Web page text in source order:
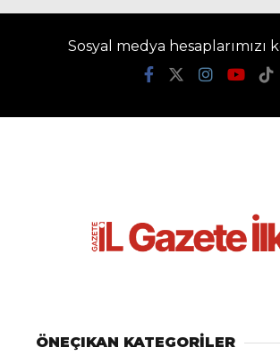
Sosyal medya hesaplarımızı
ÖNEÇIKAN KATEGORİLER